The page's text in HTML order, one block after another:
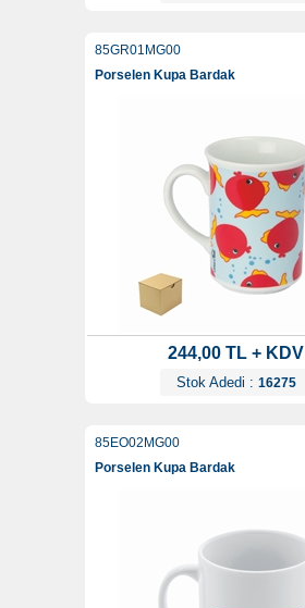
85GR01MG00
Porselen Kupa Bardak
244,00 TL + KDV
Stok Adedi : 16275
85EO02MG00
Porselen Kupa Bardak